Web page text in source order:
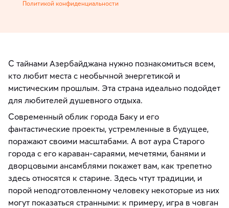
Политикой конфиденциальности
С тайнами Азербайджана нужно познакомиться всем,
кто любит места с необычной энергетикой и
мистическим прошлым. Эта страна идеально подойдет
для любителей душевного отдыха.
Современный облик города Баку и его
фантастические проекты, устремленные в будущее,
поражают своими масштабами. А вот аура Старого
города с его караван-сараями, мечетями, банями и
дворцовыми ансамблями покажет вам, как трепетно
здесь относятся к старине. Здесь чтут традиции, и
порой неподготовленному человеку некоторые из них
могут показаться странными: к примеру, игра в човган